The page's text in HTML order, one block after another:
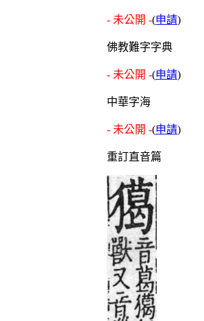
- 未公開 -(申請)
佛教難字字典
- 未公開 -(申請)
中華字海
- 未公開 -(申請)
重訂直音篇